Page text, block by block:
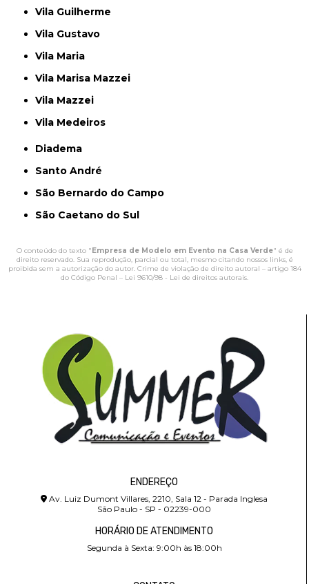
Vila Guilherme
Vila Gustavo
Vila Maria
Vila Marisa Mazzei
Vila Mazzei
Vila Medeiros
Diadema
Santo André
São Bernardo do Campo
São Caetano do Sul
O conteúdo do texto " Empresa de Modelo em Evento na Casa Verde" é de
direito reservado. Sua reprodução, parcial ou total, mesmo citando nossos links, é
proibida sem a autorização do autor. Crime de violação de direito autoral – artigo 184
do Código Penal – Lei 9610/98 - Lei de direitos autorais.
ENDEREÇO
Av. Luiz Dumont Villares, 2210, Sala 12 - Parada Inglesa
São Paulo - SP - 02239-000
HORÁRIO DE ATENDIMENTO
Segunda à Sexta: 9:00h às 18:00h